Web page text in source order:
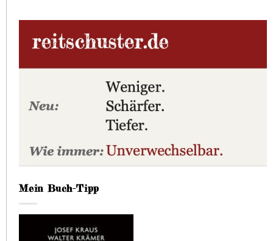
Mein Buch-Tipp